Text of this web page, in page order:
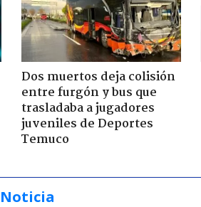
Dos muertos deja colisión
entre furgón y bus que
trasladaba a jugadores
juveniles de Deportes
Temuco